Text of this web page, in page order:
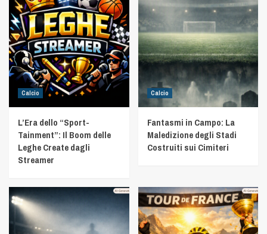
Calcio
L’Era dello “Sport-
Tainment”: Il Boom delle
Leghe Create dagli
Streamer
Calcio
Fantasmi in Campo: La
Maledizione degli Stadi
Costruiti sui Cimiteri